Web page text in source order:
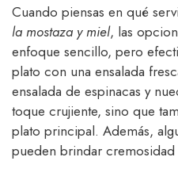
Cuando piensas en qué
la mostaza y miel, las
enfoque sencillo, pero
plato con una ensalada
ensalada de espinacas y
toque crujiente, sino que
plato principal. Además,
pueden brindar cremosidad